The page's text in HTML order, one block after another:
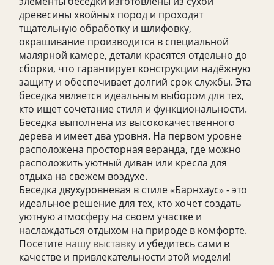
древесины хвойных пород и проходят
тщательную обработку и шлифовку,
окрашивание производится в специальной
малярной камере, детали красятся отдельно до
сборки, что гарантирует конструкции надёжную
защиту и обеспечивает долгий срок службы. Эта
беседка является идеальным выбором для тех,
кто ищет сочетание стиля и функциональности.
Беседка выполнена из высококачественного
дерева и имеет два уровня. На первом уровне
расположена просторная веранда, где можно
расположить уютный диван или кресла для
отдыха на свежем воздухе.
Беседка двухуровневая в стиле «Барнхаус» - это
идеальное решение для тех, кто хочет создать
уютную атмосферу на своем участке и
наслаждаться отдыхом на природе в комфорте.
Посетите нашу выставку и убедитесь сами в
качестве и привлекательности этой модели!